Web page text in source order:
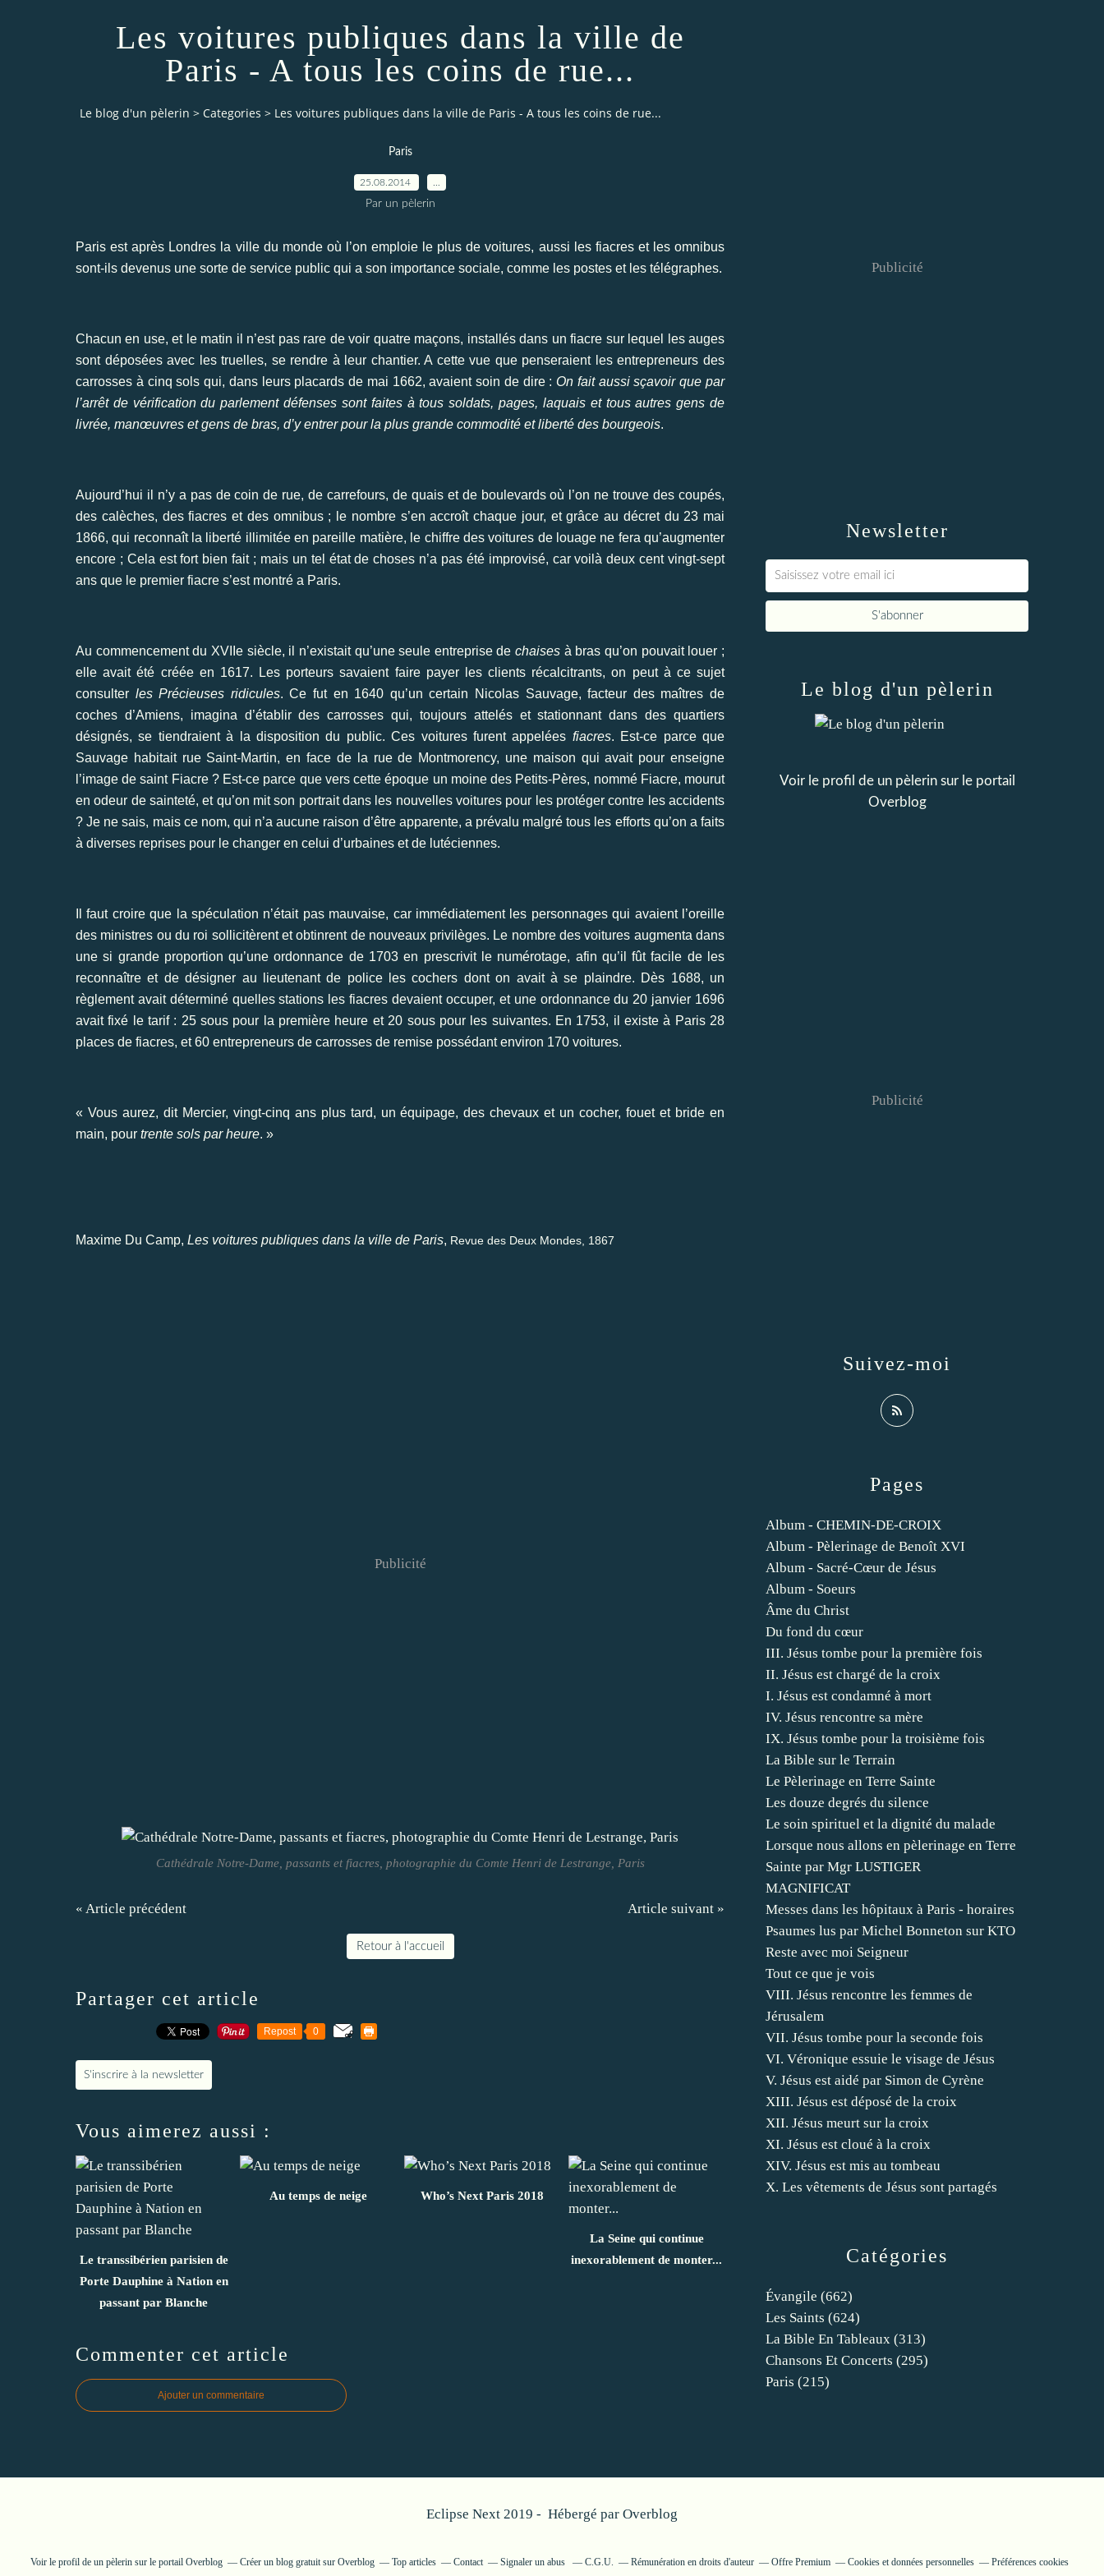
Les voitures publiques dans la ville de
Paris - A tous les coins de rue...
Le blog d'un pèlerin > Categories > Les voitures publiques dans la ville de Paris - A tous les coins de rue...
Paris
25.08.2014
Par un pèlerin
Paris est après Londres la ville du monde où l’on emploie le plus de voitures, aussi les fiacres et les omnibus
sont-ils devenus une sorte de service public qui a son importance sociale, comme les postes et les télégraphes.
Chacun en use, et le matin il n’est pas rare de voir quatre maçons, installés dans un fiacre sur lequel les auges
sont déposées avec les truelles, se rendre à leur chantier. A cette vue que penseraient les entrepreneurs des
carrosses à cinq sols qui, dans leurs placards de mai 1662, avaient soin de dire : On fait aussi sçavoir que par
l’arrêt de vérification du parlement défenses sont faites à tous soldats, pages, laquais et tous autres gens de
livrée, manœuvres et gens de bras, d’y entrer pour la plus grande commodité et liberté des bourgeois.
Aujourd’hui il n’y a pas de coin de rue, de carrefours, de quais et de boulevards où l’on ne trouve des coupés,
des calèches, des fiacres et des omnibus ; le nombre s’en accroît chaque jour, et grâce au décret du 23 mai
1866, qui reconnaît la liberté illimitée en pareille matière, le chiffre des voitures de louage ne fera qu’augmenter
encore ; Cela est fort bien fait ; mais un tel état de choses n’a pas été improvisé, car voilà deux cent vingt-sept
ans que le premier fiacre s’est montré a Paris.
Au commencement du XVIIe siècle, il n’existait qu’une seule entreprise dechaises à bras qu’on pouvait louer ;
elle avait été créée en 1617. Les porteurs savaient faire payer les clients récalcitrants, on peut à ce sujet
consulter les Précieuses ridicules. Ce fut en 1640 qu’un certain Nicolas Sauvage, facteur des maîtres de
coches d’Amiens, imagina d’établir des carrosses qui, toujours attelés et stationnant dans des quartiers
désignés, se tiendraient à la disposition du public. Ces voitures furent appelées fiacres. Est-ce parce que
Sauvage habitait rue Saint-Martin, en face de la rue de Montmorency, une maison qui avait pour enseigne
l’image de saint Fiacre ? Est-ce parce que vers cette époque un moine des Petits-Pères, nommé Fiacre, mourut
en odeur de sainteté, et qu’on mit son portrait dans les nouvelles voitures pour les protéger contre les accidents
? Je ne sais, mais ce nom, qui n’a aucune raison d’être apparente, a prévalu malgré tous les efforts qu’on a faits
à diverses reprises pour le changer en celui d’urbaines et de lutéciennes.
Il faut croire que la spéculation n’était pas mauvaise, car immédiatement les personnages qui avaient l’oreille
des ministres ou du roi sollicitèrent et obtinrent de nouveaux privilèges. Le nombre des voitures augmenta dans
une si grande proportion qu’une ordonnance de 1703 en prescrivit le numérotage, afin qu’il fût facile de les
reconnaître et de désigner au lieutenant de police les cochers dont on avait à se plaindre. Dès 1688, un
règlement avait déterminé quelles stations les fiacres devaient occuper, et une ordonnance du 20 janvier 1696
avait fixé le tarif : 25 sous pour la première heure et 20 sous pour les suivantes. En 1753, il existe à Paris 28
places de fiacres, et 60 entrepreneurs de carrosses de remise possédant environ 170 voitures.
« Vous aurez, dit Mercier, vingt-cinq ans plus tard, un équipage, des chevaux et un cocher, fouet et bride en
main, pour trente sols par heure. »
Maxime Du Camp, Les voitures publiques dans la ville de Paris, Revue des Deux Mondes, 1867
Publicité
Cathédrale Notre-Dame, passants et fiacres, photographie du Comte Henri de Lestrange, Paris
« Article précédent Article suivant »
Retour à l'accueil
Partager cet article
Repost 0
S'inscrire à la newsletter
Vous aimerez aussi :
Le transsibérien parisien de
Porte Dauphine à Nation en
passant par Blanche
Au temps de neige Who’s Next Paris 2018
La Seine qui continue
inexorablement de monter...
Commenter cet article
Ajouter un commentaire
Newsletter
Publicité
Catégories
Évangile (662)
Les Saints (624)
La Bible En Tableaux (313)
Chansons Et Concerts (295)
Paris (215)
Pages
Album - CHEMIN-DE-CROIX
Album - Pèlerinage de Benoît XVI
Album - Sacré-Cœur de Jésus
Album - Soeurs
Âme du Christ
Du fond du cœur
III. Jésus tombe pour la première fois
II. Jésus est chargé de la croix
I. Jésus est condamné à mort
IV. Jésus rencontre sa mère
IX. Jésus tombe pour la troisième fois
La Bible sur le Terrain
Le Pèlerinage en Terre Sainte
Les douze degrés du silence
Le soin spirituel et la dignité du malade
Lorsque nous allons en pèlerinage en Terre
Sainte par Mgr LUSTIGER
MAGNIFICAT
Messes dans les hôpitaux à Paris - horaires
Psaumes lus par Michel Bonneton sur KTO
Reste avec moi Seigneur
Tout ce que je vois
VIII. Jésus rencontre les femmes de
Jérusalem
VII. Jésus tombe pour la seconde fois
VI. Véronique essuie le visage de Jésus
V. Jésus est aidé par Simon de Cyrène
XIII. Jésus est déposé de la croix
XII. Jésus meurt sur la croix
XI. Jésus est cloué à la croix
XIV. Jésus est mis au tombeau
X. Les vêtements de Jésus sont partagés
Le blog d'un pèlerin
Voir le profil de un pèlerinsur le portail
Overblog
Suivez-moi
Publicité
Eclipse Next 2019 - Hébergé par Overblog
Voir le profil de un pèlerin sur le portail Overblog Créer un blog gratuit sur Overblog Top articles Contact Signaler un abus C.G.U. Rémunération en droits d'auteur Offre Premium Cookies et données personnelles Préférences cookies